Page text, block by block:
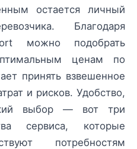
остается личный
Благодаря
можно подобрать
ценам по
принять взвешенное
и рисков. Удобство,
выбор — вот три
сервиса, которые
потребностям